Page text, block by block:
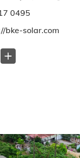
0495
bke-solar.com